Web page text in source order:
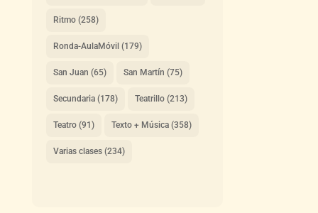
Ritmo(258)
Ronda-AulaMóvil (179)
San Juan (65) San Martín (75)
Secundaria(178) Teatrillo(213)
Teatro(91) Texto + Música(358)
Varias clases(234)